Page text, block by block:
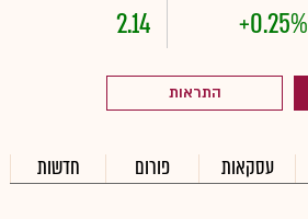
+0.25%
2.14
התראות
עסקאות פורום חדשות